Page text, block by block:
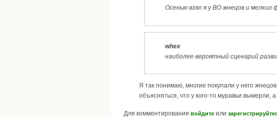
Осенью взял я у BO жнецов и мелких
whex
наиболее вероятный сценарий
Я так понимаю, многие покупали у него
объясняться, что у кого-то муравьи вымерли, а
Для комментирования войдите или